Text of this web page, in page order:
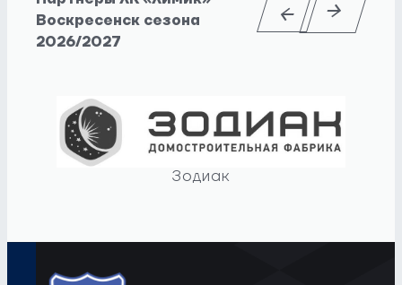
Воскресенск сезона
2026/2027
Зодиак